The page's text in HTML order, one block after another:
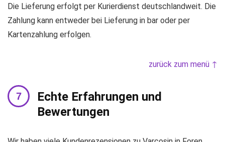
Die Lieferung erfolgt per Kurierdienst deutschlandweit. Die
Zahlung kann entweder bei Lieferung in bar oder per
Kartenzahlung erfolgen.
zurück zum menü ↑
Echte Erfahrungen und
Bewertungen